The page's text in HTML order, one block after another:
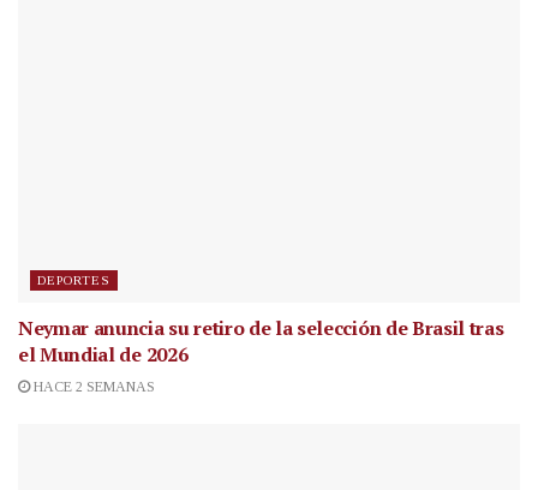
DEPORTES
Neymar anuncia su retiro de la selección de Brasil tras
el Mundial de 2026
HACE 2 SEMANAS